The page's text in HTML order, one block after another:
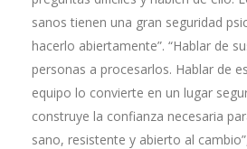
sanos tienen una gran seguridad
hacerlo abiertamente”. “Hablar de
personas a procesarlos. Hablar de
equipo lo convierte en un lugar
construye la confianza necesaria
sano, resistente y abierto al